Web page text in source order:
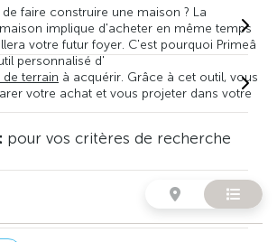
faire construire une maison ? La
implique d'acheter en même temps
votre futur foyer. C'est pourquoi Primeâ
personnalisé d'
terrain à acquérir. Grâce à cet outil, vous
votre achat et vous projeter dans votre
pour vos critères de recherche